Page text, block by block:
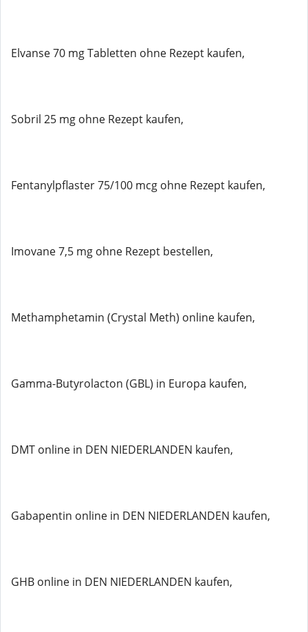
Elvanse 70 mg Tabletten ohne Rezept kaufen,
Sobril 25 mg ohne Rezept kaufen,
Fentanylpflaster 75/100 mcg ohne Rezept kaufen,
Imovane 7,5 mg ohne Rezept bestellen,
Methamphetamin (Crystal Meth) online kaufen,
Gamma-Butyrolacton (GBL) in Europa kaufen,
DMT online in DEN NIEDERLANDEN kaufen,
Gabapentin online in DEN NIEDERLANDEN kaufen,
GHB online in DEN NIEDERLANDEN kaufen,